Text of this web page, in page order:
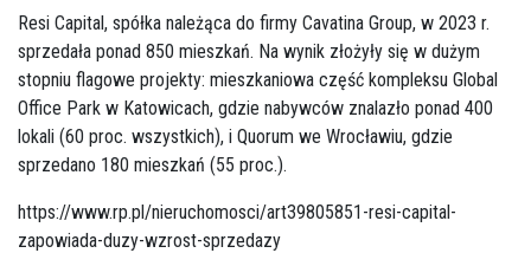
Resi Capital, spółka należąca do firmy Cavatina Group, w 2023 r.
sprzedała ponad 850 mieszkań. Na wynik złożyły się w dużym
stopniu flagowe projekty: mieszkaniowa część kompleksu Global
Office Park w Katowicach, gdzie nabywców znalazło ponad 400
lokali (60 proc. wszystkich), i Quorum we Wrocławiu, gdzie
sprzedano 180 mieszkań (55 proc.).
https://www.rp.pl/nieruchomosci/art39805851-resi-capital-
zapowiada-duzy-wzrost-sprzedazy